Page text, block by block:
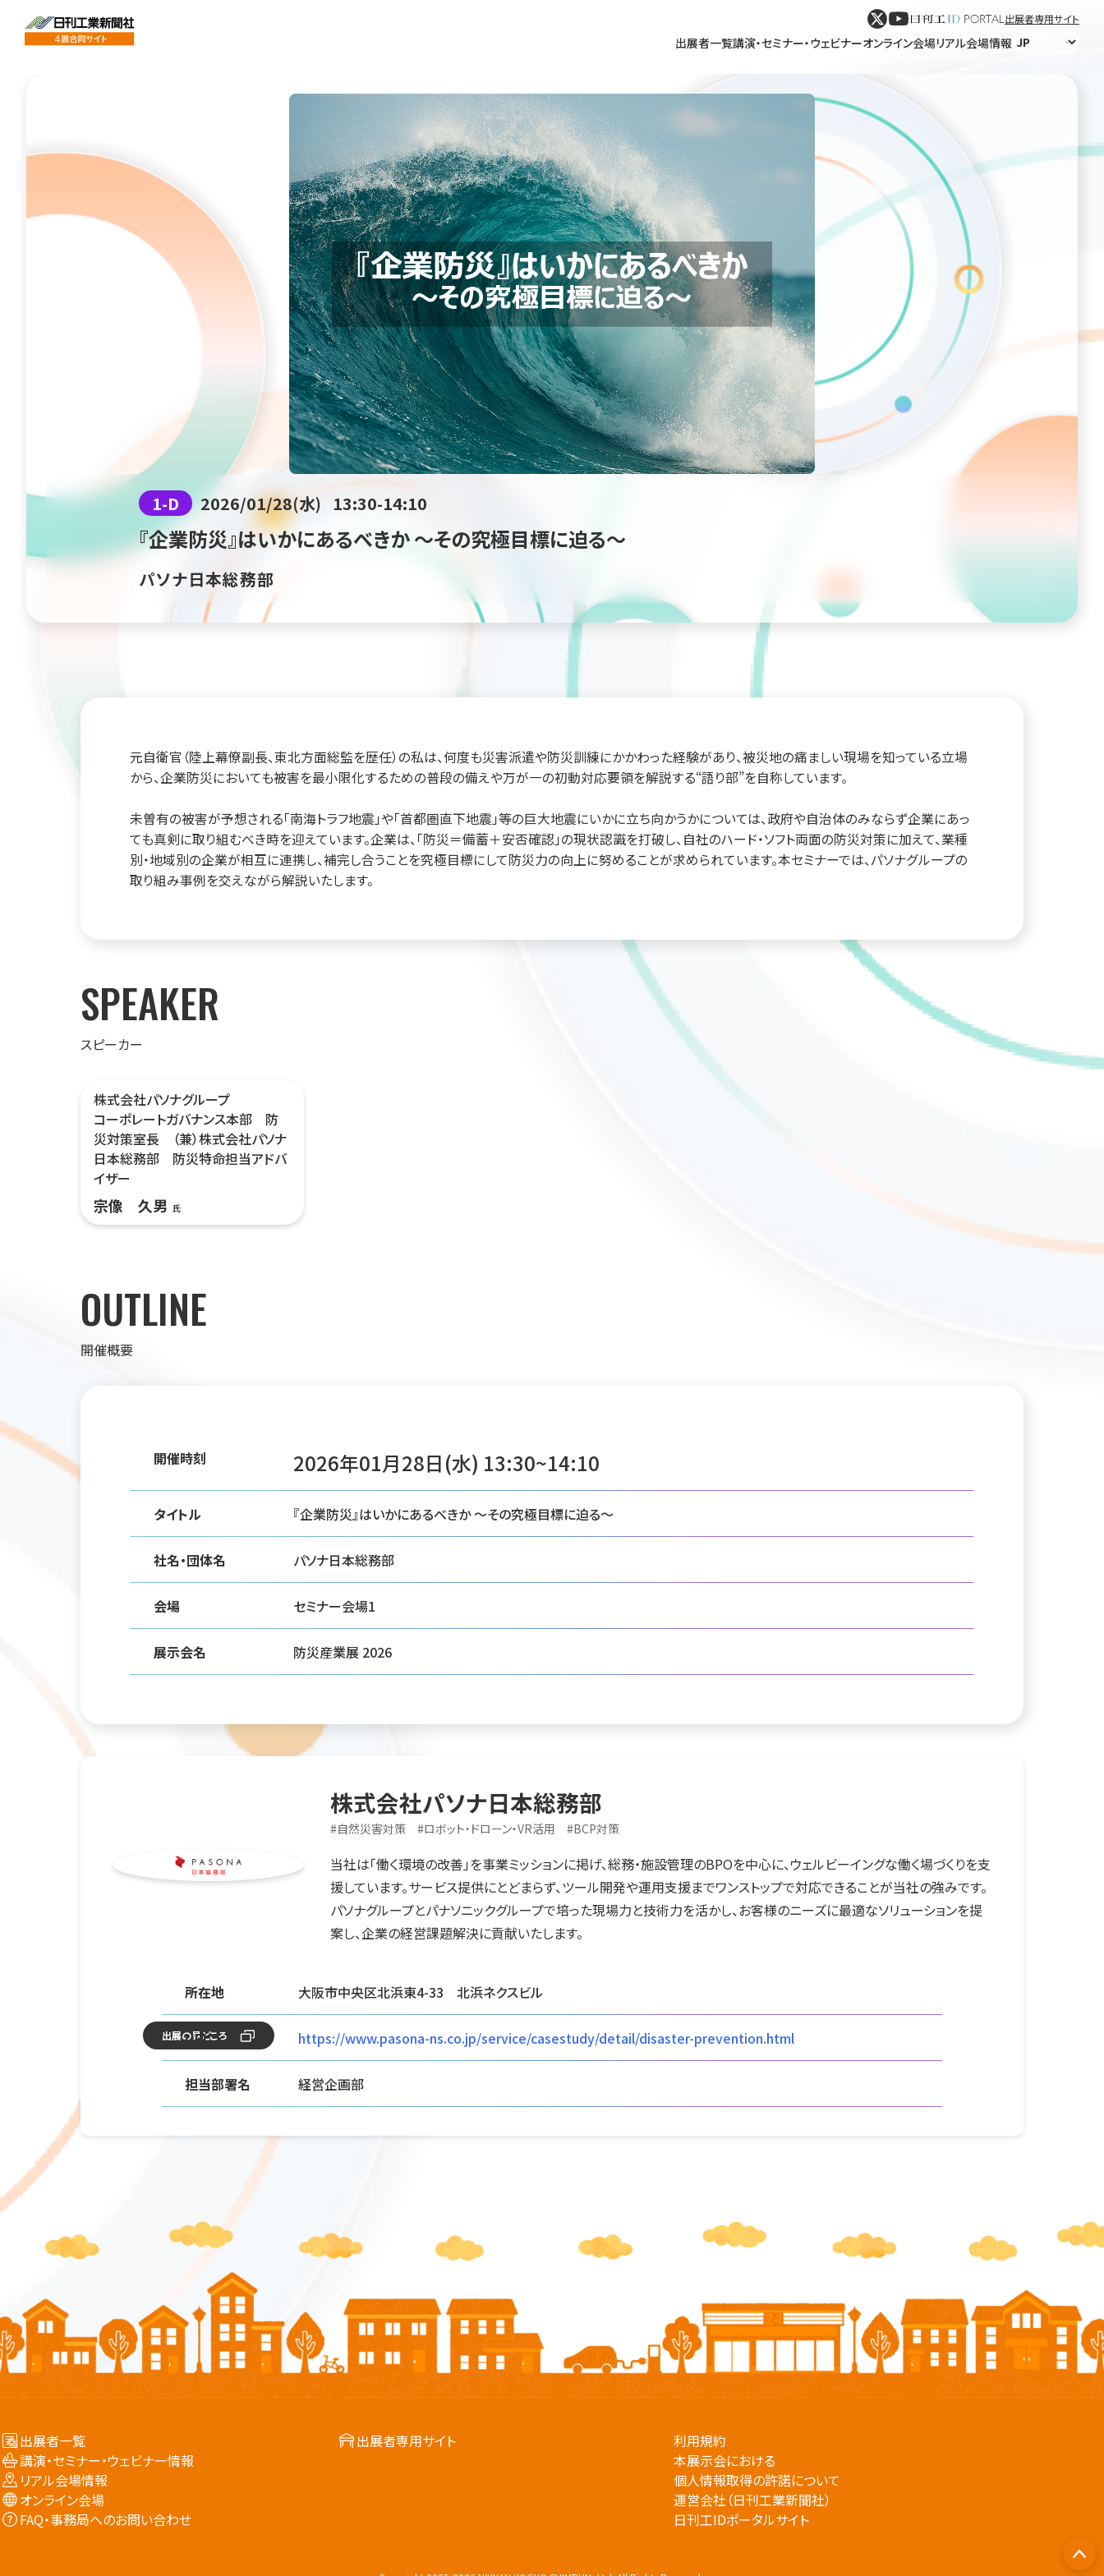
出展者専用サイト
出展者一覧講演・セミナー・ウェビナーオンライン会場リアル会場情報
1-D 2026/01/28(水) 13:30-14:10
『企業防災』はいかにあるべきか ～その究極目標に迫る～
パソナ日本総務部
元自衛官（陸上幕僚副長、東北方面総監を歴任）の私は、何度も災害派遣や防災訓練にかかわった経験があり、被災地の痛ましい現場を知っている立場
から、企業防災においても被害を最小限化するための普段の備えや万が一の初動対応要領を解説する“語り部”を自称しています。
未曽有の被害が予想される「南海トラフ地震」や「首都圏直下地震」等の巨大地震にいかに立ち向かうかについては、政府や自治体のみならず企業にあっ
ても真剣に取り組むべき時を迎えています。企業は、「防災＝備蓄＋安否確認」の現状認識を打破し、自社のハード・ソフト両面の防災対策に加えて、業種
別・地域別の企業が相互に連携し、補完し合うことを究極目標にして防災力の向上に努めることが求められています。本セミナーでは、パソナグループの
取り組み事例を交えながら解説いたします。
SPEAKER
スピーカー
株式会社パソナグループ
コーポレートガバナンス本部 防
災対策室長 （兼）株式会社パソナ
日本総務部 防災特命担当アドバ
イザー
宗像 久男 氏
OUTLINE
開催概要
開催時刻 2026年01月28日(水) 13:30~14:10
タイトル 『企業防災』はいかにあるべきか ～その究極目標に迫る～
社名・団体名 パソナ日本総務部
会場 セミナー会場1
展示会名 防災産業展 2026
出展の見どころ
株式会社パソナ日本総務部
#自然災害対策 #ロボット・ドローン・VR活用 #BCP対策
当社は「働く環境の改善」を事業ミッションに掲げ、総務・施設管理のBPOを中心に、ウェルビーイングな働く場づくりを支
援しています。サービス提供にとどまらず、ツール開発や運用支援までワンストップで対応できることが当社の強みです。
パソナグループとパナソニックグループで培った現場力と技術力を活かし、お客様のニーズに最適なソリューションを提
案し、企業の経営課題解決に貢献いたします。
所在地 大阪市中央区北浜東4-33 北浜ネクスビル
URL https://www.pasona-ns.co.jp/service/casestudy/detail/disaster-prevention.html
担当部署名 経営企画部
出展者一覧
講演・セミナー・ウェビナー情報
リアル会場情報
オンライン会場
FAQ・事務局へのお問い合わせ
出展者専用サイト
利用規約
本展示会における
個人情報取得の許諾について
運営会社（日刊工業新聞社）
日刊工IDポータルサイト